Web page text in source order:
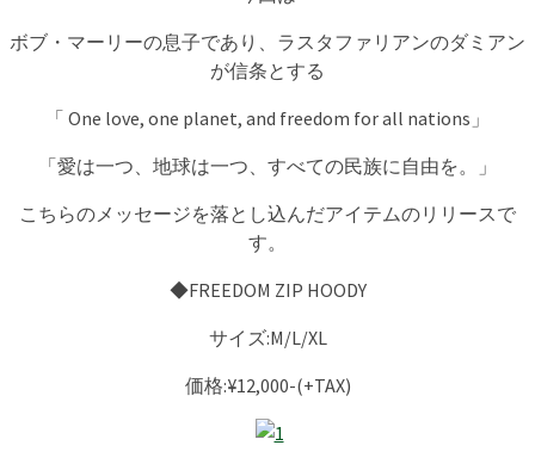
ボブ・マーリーの息子であり、ラスタファリアンのダミアン
が信条とする
「 One love, one planet, and freedom for all nations」
「愛は一つ、地球は一つ、すべての民族に自由を。」
こちらのメッセージを落とし込んだアイテムのリリースで
す。
◆FREEDOM ZIP HOODY
サイズ:M/L/XL
価格:¥12,000-(+TAX)